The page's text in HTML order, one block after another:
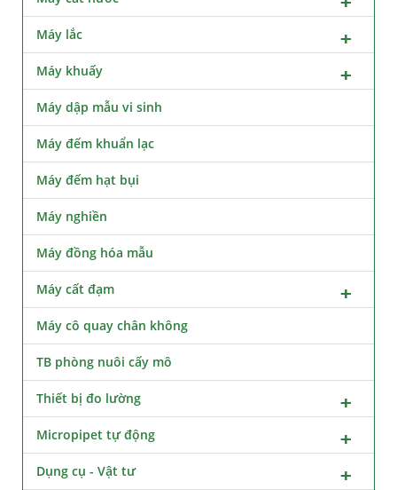
Máy lắc
Máy khuấy
Máy dập mẫu vi sinh
Máy đếm khuẩn lạc
Máy đếm hạt bụi
Máy nghiền
Máy đồng hóa mẫu
Máy cất đạm
Máy cô quay chân không
TB phòng nuôi cấy mô
Thiết bị đo lường
Micropipet tự động
Dụng cụ - Vật tư